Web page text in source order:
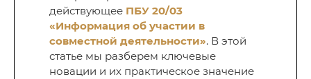
действующее ПБУ 20/03
«Информация об участии в
совместной деятельности». В этой
статье мы разберем ключевые
новации и их практическое значение